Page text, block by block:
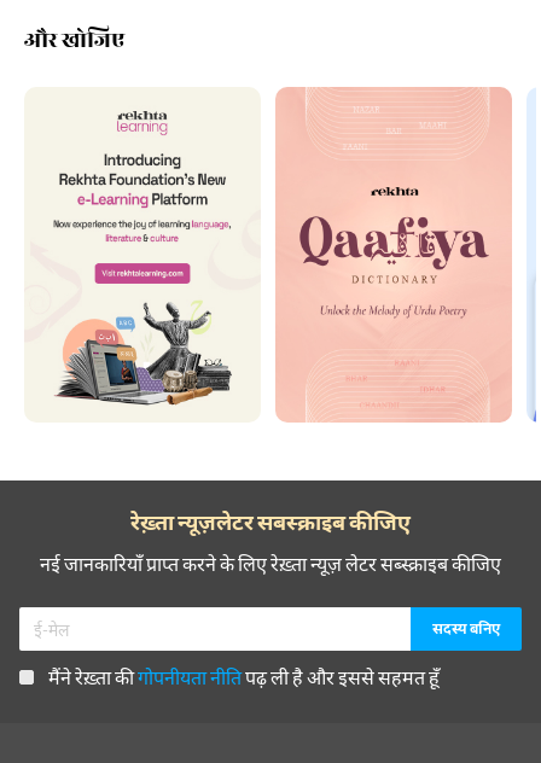
और खोजिए
रेख़्ता न्यूज़लेटर सबस्क्राइब कीजिए
नई जानकारियाँ प्राप्त करने के लिए रेख़्ता न्यूज़ लेटर सब्स्क्राइब कीजिए
मैंने रेख़्ता कीगोपनीयता नीतिपढ़ ली है और इससे सहमत हूँ